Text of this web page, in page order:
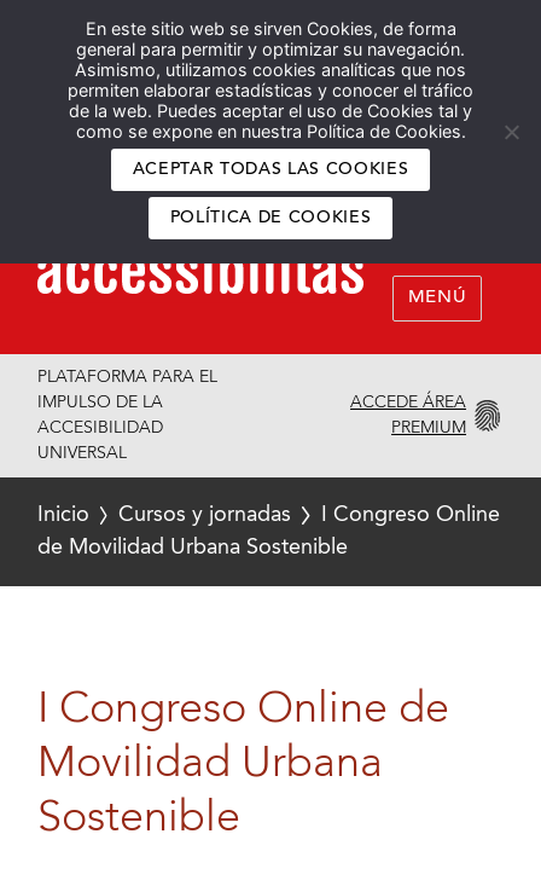
En este sitio web se sirven Cookies, de forma
general para permitir y optimizar su navegación.
Asimismo, utilizamos cookies analíticas que nos
permiten elaborar estadísticas y conocer el tráfico
de la web. Puedes aceptar el uso de Cookies tal y
como se expone en nuestra Política de Cookies.
ACEPTAR TODAS LAS COOKIES
POLÍTICA DE COOKIES
Español English
MENÚ
PLATAFORMA PARA EL
IMPULSO DE LA
ACCESIBILIDAD
UNIVERSAL
ACCEDE ÁREA
PREMIUM
Inicio Cursos y jornadas
I Congreso Online
de Movilidad Urbana Sostenible
I Congreso Online de
Movilidad Urbana
Sostenible